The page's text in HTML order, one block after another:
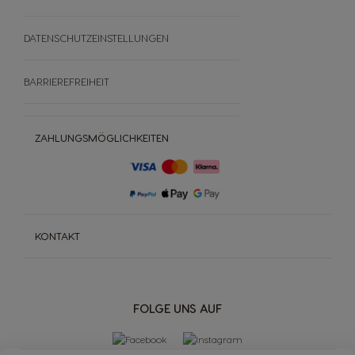
FOLGE UNS AUF
ZAHLUNGSMÖGLICHKEITEN
KONTAKT
DATENSCHUTZEINSTELLUNGEN
BARRIEREFREIHEIT